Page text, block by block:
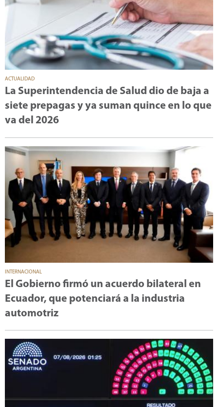
ACTUALIDAD
La Superintendencia de Salud dio de baja a
siete prepagas y ya suman quince en lo que
va del 2026
INTERNACIONAL
El Gobierno firmó un acuerdo bilateral en
Ecuador, que potenciará a la industria
automotriz